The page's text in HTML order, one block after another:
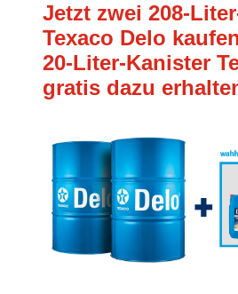
Jetzt zwei 208-
Texaco Delo
20-Liter-Kanister
gratis dazu